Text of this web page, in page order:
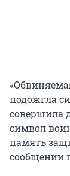
подожгла
совершила
символ
память
сообщении